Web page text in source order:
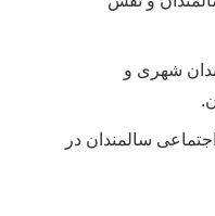
شهری و
سالمندان در